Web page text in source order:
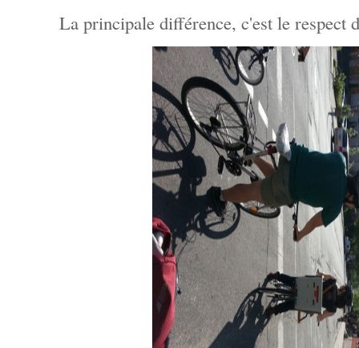
La principale différence, c'est le respect